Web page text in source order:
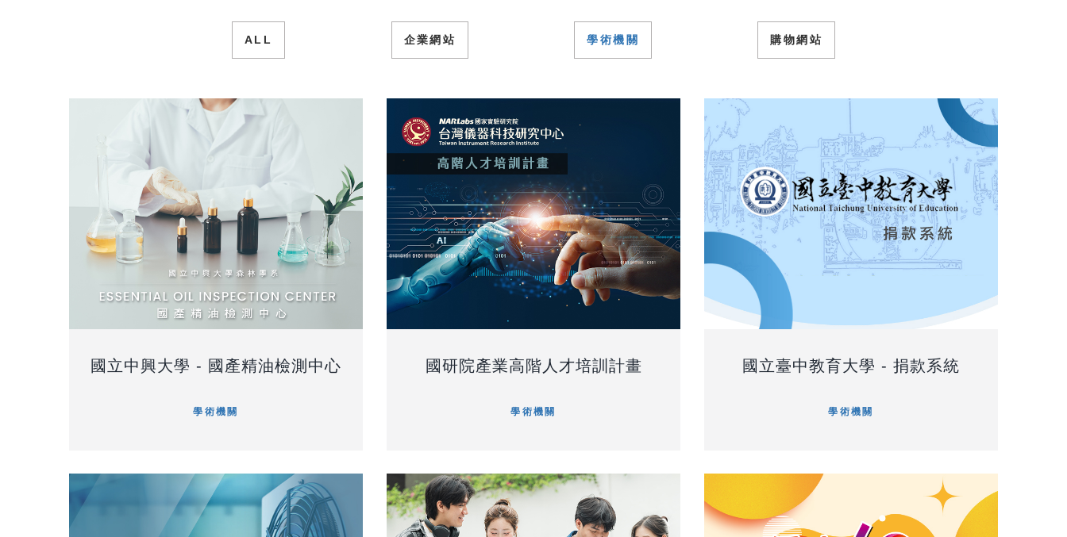
ALL 企業網站 學術機關 購物網站
國立中興大學 - 國產精油檢測中心
學術機關
國研院產業高階人才培訓計畫
學術機關
國立臺中教育大學 - 捐款系統
學術機關